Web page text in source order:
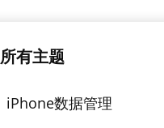
所有主题
iPhone数据管理